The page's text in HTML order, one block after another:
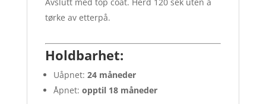
tørke av etterpå.
Holdbarhet:
Uåpnet: 24 måneder
Åpnet: opptil 18 måneder